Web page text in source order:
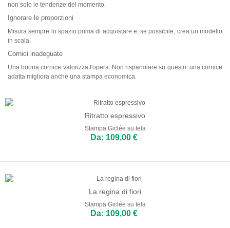
non solo le tendenze del momento.
Ignorare le proporzioni
Misura sempre lo spazio prima di acquistare e, se possibile, crea un modello
in scala.
Cornici inadeguate
Una buona cornice valorizza l'opera. Non risparmiare su questo: una cornice
adatta migliora anche una stampa economica.
Ritratto espressivo
Stampa Giclée su tela
Da: 109,00 €
La regina di fiori
Stampa Giclée su tela
Da: 109,00 €